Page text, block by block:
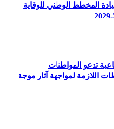
المخطط الوطني للوقاية
تدعو المواطنات
اللازمة لمواجهة آثار موجة